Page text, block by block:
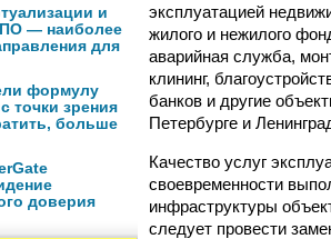
и
ПО — наиболее
для
формулу
точки зрения
больше
доверия
эксплуатацией
жилого и нежилого
аварийная служба,
клининг,
банков и другие
Петербурге и
Качество услуг
своевременности
инфраструктуры
следует провести